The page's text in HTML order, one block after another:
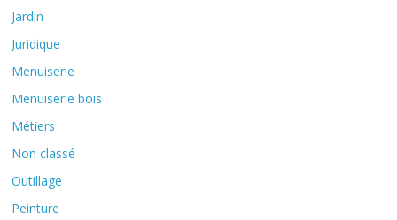
Jardin
Juridique
Menuiserie
Menuiserie bois
Métiers
Non classé
Outillage
Peinture